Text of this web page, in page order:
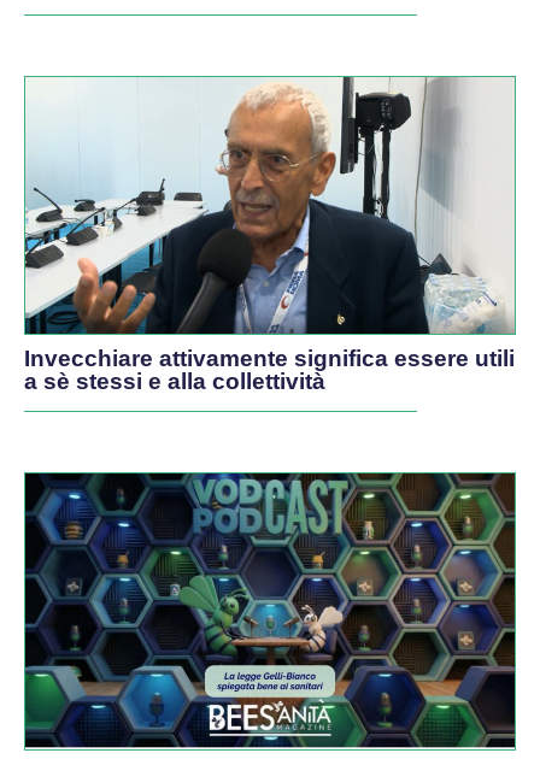
Invecchiare attivamente significa essere utili
a sè stessi e alla collettività
PODCAST